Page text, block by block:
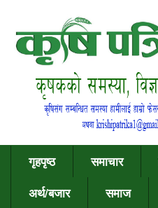
गृहपृष्ठ समाचार
अर्थ/बजार
समाज